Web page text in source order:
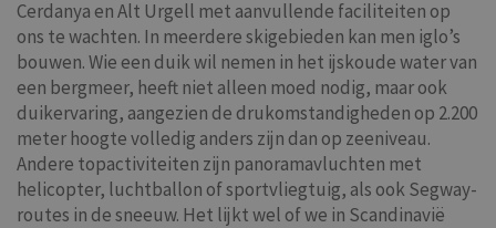
Cerdanya en Alt Urgell met aanvullende faciliteiten op
ons te wachten. In meerdere skigebieden kan men iglo’s
bouwen. Wie een duik wil nemen in het ijskoude water van
een bergmeer, heeft niet alleen moed nodig, maar ook
duikervaring, aangezien de drukomstandigheden op 2.200
meter hoogte volledig anders zijn dan op zeeniveau.
Andere topactiviteiten zijn panoramavluchten met
helicopter, luchtballon of sportvliegtuig, als ook Segway-
routes in de sneeuw. Het lijkt wel of we in Scandinavië